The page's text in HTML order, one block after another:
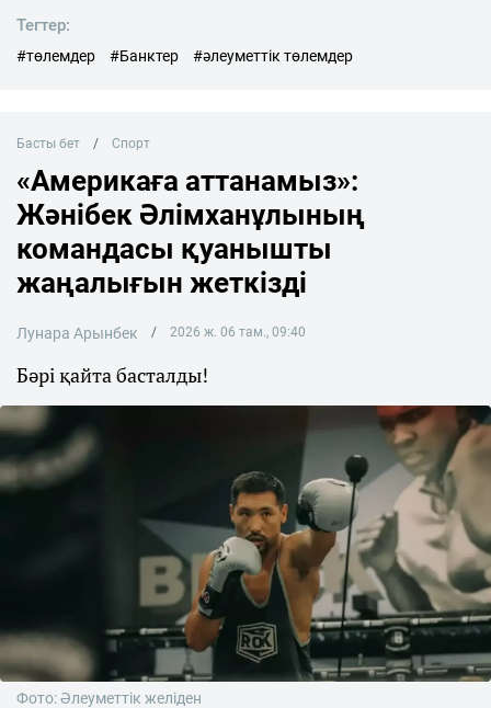
Тегтер:
#төлемдер #Банктер #әлеуметтік төлемдер
Басты бет Спорт
«Америкаға аттанамыз»:
Жәнібек Әлімханұлының
командасы қуанышты
жаңалығын жеткізді
Лунара Арынбек 2026 ж. 06 там., 09:40
Бәрі қайта басталды!
Фото: Әлеуметтік желіден